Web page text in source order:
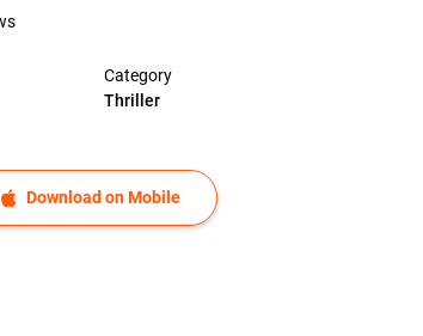
Category
Thriller
Download on Mobile